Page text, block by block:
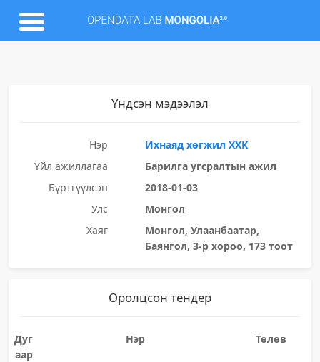
Үндсэн мэдээлэл
Нэр
Ихнаяд хөгжил ХХК
Үйл ажиллагаа
Барилга угсралтын ажил
Бүртгүүлсэн
2018-01-03
Улс
Монгол
Хаяг
Монгол, Улаанбаатар,
Баянгол, 3-р хороо, 173 тоот
Оролцсон тендер
Дуг
аар
Нэр Төлөв